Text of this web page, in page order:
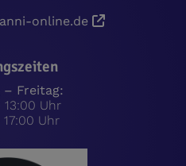
online.de
– Freitag:
Uhr
Uhr